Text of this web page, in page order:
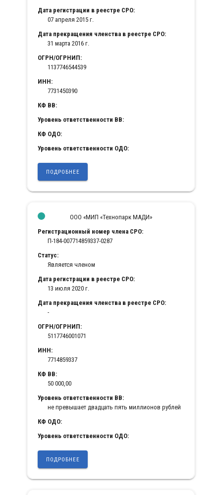
Дата регистрации в реестре СРО:
07 апреля 2015 г.
Дата прекращения членства в реестре СРО:
31 марта 2016 г.
ОГРН/ОГРНИП:
1137746544539
ИНН:
7731450390
КФ ВВ:
Уровень ответственности ВВ:
КФ ОДО:
Уровень ответственности ОДО:
ПОДРОБНЕЕ
ООО «МИП «Технопарк МАДИ»
Регистрационный номер члена СРО:
П-184-007714859337-0287
Статус:
Является членом
Дата регистрации в реестре СРО:
13 июля 2020 г.
Дата прекращения членства в реестре СРО:
-
ОГРН/ОГРНИП:
5117746001071
ИНН:
7714859337
КФ ВВ:
50 000,00
Уровень ответственности ВВ:
не превышает двадцать пять миллионов рублей
КФ ОДО:
Уровень ответственности ОДО:
ПОДРОБНЕЕ